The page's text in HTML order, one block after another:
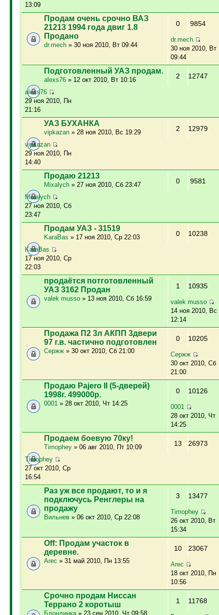
13:09
Продам очень срочно ВАЗ
21213 1994 года двиг 1.8
Продано
dr.mech» 30 ноя 2010, Вт 09:44
0 9854
dr.mech
30 ноя 2010, Вт
09:44
Подготовленный УАЗ продам.
alexs76» 12 окт 2010, Вт 10:16 2 12747
alexs76
29 ноя 2010, Пн
21:16
УАЗ БУХАНКА
vipkazan» 28 ноя 2010, Вс 19:29 2 12979
vipkazan
29 ноя 2010, Пн
14:40
Продаю 21213
Mixalych» 27 ноя 2010, Сб 23:47 0 9581
Mixalych
27 ноя 2010, Сб
23:47
Продам УАЗ - 31519
KaraBas » 17 ноя 2010, Ср 22:03 0 10238
KaraBas
17 ноя 2010, Ср
22:03
продаётся потготовленный
УАЗ 3162 Продан
valek musso» 13 ноя 2010, Сб 16:59
1 10935
valek musso
14 ноя 2010, Вс
12:14
Продажа П2 3л АКПП 3двери
97 г.в. частично подготовлен
Сержж» 30 окт 2010, Сб 21:00
0 10205
Сержж
30 окт 2010, Сб
21:00
Продаю Pajero II (5-дверей)
1998г. 499000р.
0001» 28 окт 2010, Чт 14:25
0 10126
0001
28 окт 2010, Чт
14:25
Продаем боевую 70ку!
Timophey» 06 авг 2010, Пт 10:09 13 26973
Timophey
27 окт 2010, Ср
16:54
Раз уж все продают, то и я
подключусь Ренглеры на
продажу
Вильнев» 06 окт 2010, Ср 22:08
3 13477
Timophey
26 окт 2010, Вт
15:34
Off: Продам участок в
деревне.
Arec » 31 май 2010, Пн 13:55
10 23067
Arec
18 окт 2010, Пн
10:56
Срочно продам Ниссан
Террано 2 коротыш
Блондинка» 23 сен 2010, Чт 09:58
1 11768